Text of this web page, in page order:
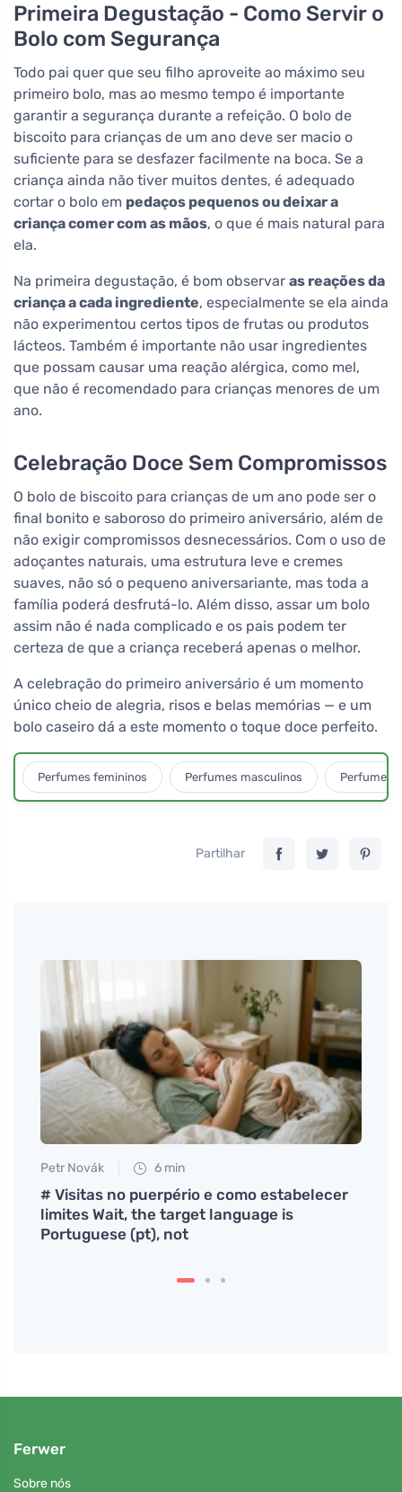
Primeira Degustação - Como Servir o
Bolo com Segurança
Todo pai quer que seu filho aproveite ao máximo seu
primeiro bolo, mas ao mesmo tempo é importante
garantir a segurança durante a refeição. O bolo de
biscoito para crianças de um ano deve ser macio o
suficiente para se desfazer facilmente na boca. Se a
criança ainda não tiver muitos dentes, é adequado
cortar o bolo em pedaços pequenos ou deixar a
criança comer com as mãos, o que é mais natural para
ela.
Na primeira degustação, é bom observar as reações da
criança a cada ingrediente, especialmente se ela ainda
não experimentou certos tipos de frutas ou produtos
lácteos. Também é importante não usar ingredientes
que possam causar uma reação alérgica, como mel,
que não é recomendado para crianças menores de um
ano.
Celebração Doce Sem Compromissos
O bolo de biscoito para crianças de um ano pode ser o
final bonito e saboroso do primeiro aniversário, além de
não exigir compromissos desnecessários. Com o uso de
adoçantes naturais, uma estrutura leve e cremes
suaves, não só o pequeno aniversariante, mas toda a
família poderá desfrutá-lo. Além disso, assar um bolo
assim não é nada complicado e os pais podem ter
certeza de que a criança receberá apenas o melhor.
A celebração do primeiro aniversário é um momento
único cheio de alegria, risos e belas memórias — e um
bolo caseiro dá a este momento o toque doce perfeito.
Perfumes femininos Perfumes masculinos Perfumes
Partilhar
Petr Novák 6 min
# Visitas no puerpério e como estabelecer
limites Wait, the target language is
Portuguese (pt), not
Ferwer
Sobre nós